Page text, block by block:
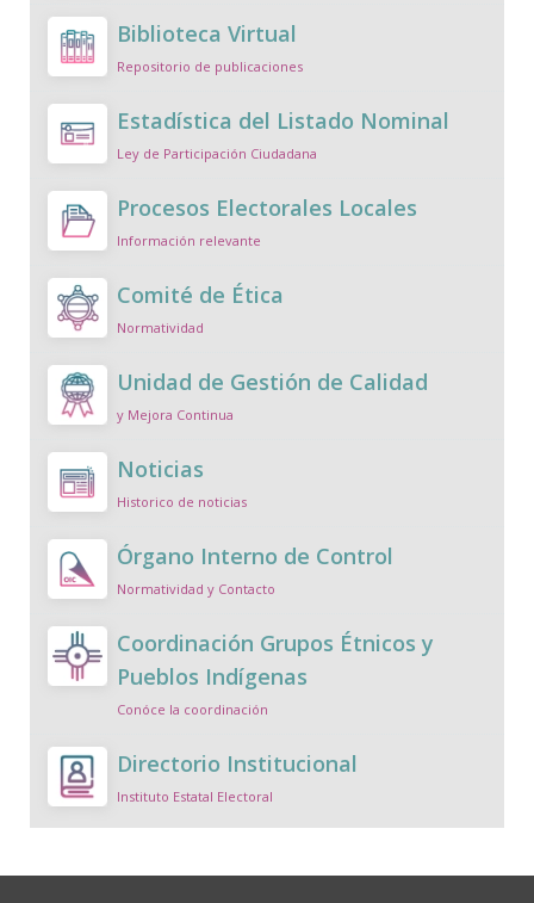
Biblioteca Virtual
Repositorio de publicaciones
Estadística del Listado Nominal
Ley de Participación Ciudadana
Procesos Electorales Locales
Información relevante
Comité de Ética
Normatividad
Unidad de Gestión de Calidad
y Mejora Continua
Noticias
Historico de noticias
Órgano Interno de Control
Normatividad y Contacto
Coordinación Grupos Étnicos y
Pueblos Indígenas
Conóce la coordinación
Directorio Institucional
Instituto Estatal Electoral